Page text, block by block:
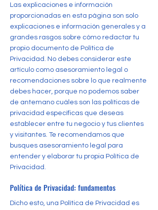
Las explicaciones e información
proporcionadas en esta página son solo
explicaciones e información generales y a
grandes rasgos sobre cómo redactar tu
propio documento de Política de
Privacidad. No debes considerar este
artículo como asesoramiento legal o
recomendaciones sobre lo que realmente
debes hacer, porque no podemos saber
de antemano cuáles son las políticas de
privacidad específicas que deseas
establecer entre tu negocio y tus clientes
y visitantes. Te recomendamos que
busques asesoramiento legal para
entender y elaborar tu propia Política de
Privacidad.
Política de Privacidad: fundamentos
Dicho esto, una Política de Privacidad es